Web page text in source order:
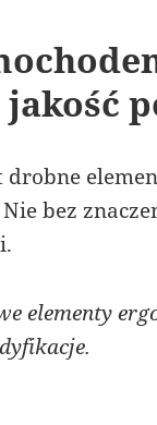
bez
elementy